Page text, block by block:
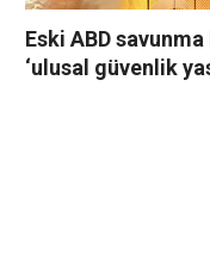
Eski ABD savunma
‘ulusal güvenlik